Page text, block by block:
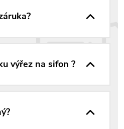
výřez na sifon ?